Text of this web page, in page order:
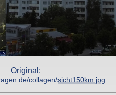
Original:
collagen/sicht150km.jpg